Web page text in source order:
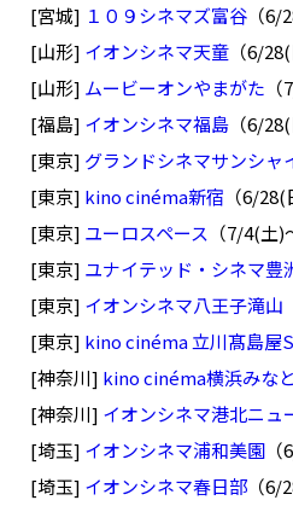
[宮城] １０９シネマズ富谷 （6/
[山形] イオンシネマ天童 （6/
[山形] ムービーオンやまがた
[福島] イオンシネマ福島 （6/
[東京] グランドシネマサンシャ
[東京] kino cinéma新宿 （6/28(
[東京] ユーロスペース （7/4(土)
[東京] ユナイテッド・シネマ豊
[東京] イオンシネマ八王子滝山
[東京] kino cinéma 立川髙島屋
[神奈川] kino cinéma横浜みな
[神奈川] イオンシネマ港北ニュ
[埼玉] イオンシネマ浦和美園
[埼玉] イオンシネマ春日部 （6/